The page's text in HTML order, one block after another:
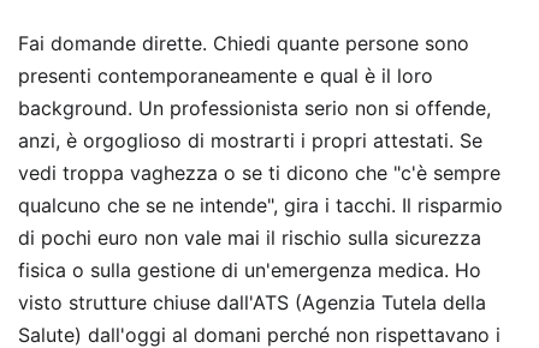
Fai domande dirette. Chiedi quante persone sono
presenti contemporaneamente e qual è il loro
background. Un professionista serio non si offende,
anzi, è orgoglioso di mostrarti i propri attestati. Se
vedi troppa vaghezza o se ti dicono che "c'è sempre
qualcuno che se ne intende", gira i tacchi. Il risparmio
di pochi euro non vale mai il rischio sulla sicurezza
fisica o sulla gestione di un'emergenza medica. Ho
visto strutture chiuse dall'ATS (Agenzia Tutela della
Salute) dall'oggi al domani perché non rispettavano i